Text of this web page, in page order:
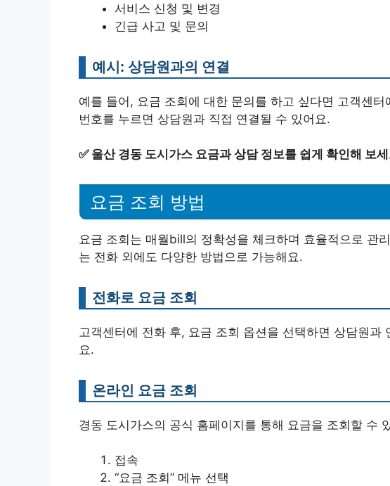
서비스 신청 및 변경
긴급 사고 및 문의
예시: 상담원과의 연결
예를 들어, 요금 조회에 대한 문의를 하고 싶다면 고객센
번호를 누르면 상담원과 직접 연결될 수 있어요.
✅ 울산 경동 도시가스 요금과 상담 정보를 쉽게 확인해 보
요금 조회 방법
요금 조회는 매월bill의 정확성을 체크하며 효율적으로 관
는 전화 외에도 다양한 방법으로 가능해요.
전화로 요금 조회
고객센터에 전화 후, 요금 조회 옵션을 선택하면 상담원과
요.
온라인 요금 조회
경동 도시가스의 공식 홈페이지를 통해 요금을 조회할 수
접속
“요금 조회” 메뉴 선택